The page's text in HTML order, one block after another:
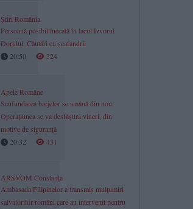
Știri România
Persoană posibil înecată în lacul Izvorul
Dorului. Căutări cu scafandrii
20:50
324
Apele Române
Scufundarea barjelor se amână din nou.
Operațiunea se va desfășura vineri, din
motive de siguranță
20:32
431
ARSVOM Constanța
Ambasada Filipinelor a transmis mulțumiri
salvatorilor români care au intervenit pentru